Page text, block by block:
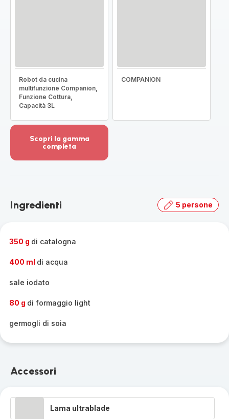
Robot da cucina
multifunzione Companion,
Funzione Cottura,
Capacità 3L
COMPANION
Scopri la gamma
completa
dettagli
la
Ingredienti 5 persone
350 g di catalogna
400 ml di acqua
sale iodato
80 g di formaggio light
germogli di soia
Accessori
Lama ultrablade